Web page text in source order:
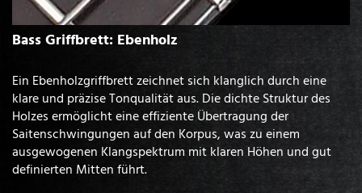
Bass Griffbrett: Ebenholz
Ein Ebenholzgriffbrett zeichnet sich klanglich durch eine
klare und präzise Tonqualität aus. Die dichte Struktur des
Holzes ermöglicht eine effiziente Übertragung der
Saitenschwingungen auf den Korpus, was zu einem
ausgewogenen Klangspektrum mit klaren Höhen und gut
definierten Mitten führt.